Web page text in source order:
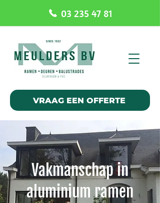
VRAAG EEN OFFERTE
03 235 47 81
Vakmanschap in
aluminium ramen